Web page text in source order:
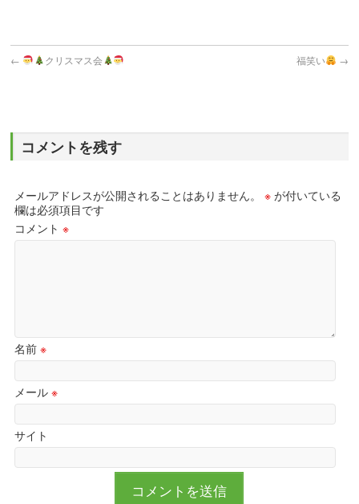
← クリスマス会 福笑い →
コメントを残す
メールアドレスが公開されることはありません。 ※ が付いている
欄は必須項目です
コメント※
名前※
メール※
サイト